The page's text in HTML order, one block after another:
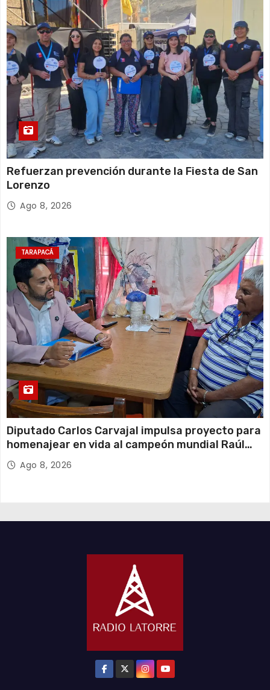
Refuerzan prevención durante la Fiesta de San
Lorenzo
Ago 8, 2026
TARAPACÁ
Diputado Carlos Carvajal impulsa proyecto para
homenajear en vida al campeón mundial Raúl
Choque
Ago 8, 2026